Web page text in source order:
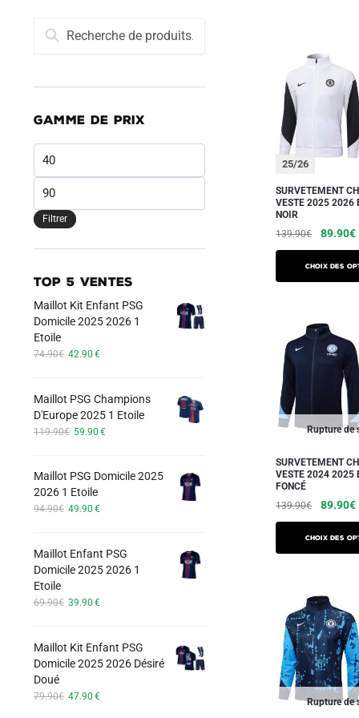
25/26
SURVETEMENT
VESTE 2025 2026
NOIR
139.90€
Le
prix
initial
était :
89.90€
Choix des
produit
plusieurs
variations.
Les
options
peuvent
être
sur
la
page
du
produit
Rupture de
SURVETEMENT
VESTE 2024 2025
FONCÉ
139.90€
Le
prix
initial
était :
89.90€
Choix des
produit
plusieurs
variations.
Les
options
peuvent
être
Rupture de
Recherche
pour :
Recherche
GAMME DE PRIX
min
max
Filtrer
TOP 5 VENTES
Maillot Kit Enfant PSG
Domicile 2025 2026 1
Etoile
74.90€ Le
était :
74.90€.
42.90 €Le
est :
42.90€.
Maillot PSG Champions
D'Europe 2025 1 Etoile
119.90€ Le
était :
119.90€.
59.90 €Le
est :
Maillot PSG Domicile 2025
2026 1 Etoile
94.90€ Le
était :
94.90€.
49.90 €Le
est :
49.90€.
Maillot Enfant PSG
Domicile 2025 2026 1
Etoile
69.90€ Le
était :
69.90€.
39.90 €Le
est :
39.90€.
Maillot Kit Enfant PSG
Domicile 2025 2026 Désiré
Doué
79.90€ Le
47.90 €Le